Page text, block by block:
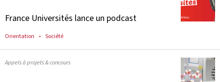
France Universités lance un podcast
Orientation Société
Appels à projets & concours